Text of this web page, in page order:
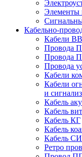
Элементы
Кабельно-
Кабели
Провода
Провода
Провода
Кабели
Кабели
и
Кабель
Кабель
Кабель КГ
Кабель
Кабель
Ретро